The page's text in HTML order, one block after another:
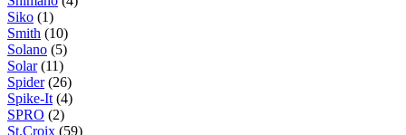
Siko (1)
Smith (10)
Solano (5)
Solar(11)
Spider(26)
Spike-It (4)
SPRO (2)
St.Croix (59)